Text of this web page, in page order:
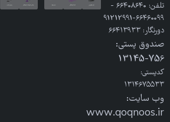
تلفن: ٦٦٤٠٨٦٤٠ -
٦٦٤٦٠٠٩٩-91212991
دورنگار: ٦٦٤١٣٩٣٣
صندوق پستی:
756-13145
کدپستی:
۱۳۱۴۶۷۵۵۳۳
وب سایت:
www.qoqnoos.ir